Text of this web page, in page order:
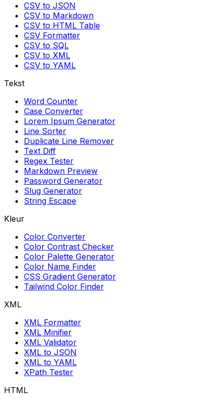
CSV to JSON
CSV to Markdown
CSV to HTML Table
CSV Formatter
CSV to SQL
CSV to XML
CSV to YAML
Tekst
Word Counter
Case Converter
Lorem Ipsum Generator
Line Sorter
Duplicate Line Remover
Text Diff
Regex Tester
Markdown Preview
Password Generator
Slug Generator
String Escape
Kleur
Color Converter
Color Contrast Checker
Color Palette Generator
Color Name Finder
CSS Gradient Generator
Tailwind Color Finder
XML
XML Formatter
XML Minifier
XML Validator
XML to JSON
XML to YAML
XPath Tester
HTML